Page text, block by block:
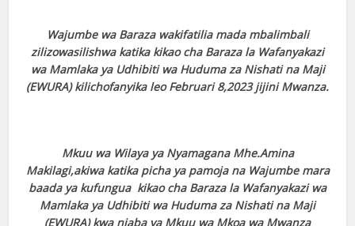
Wajumbe wa Baraza wakifatilia mada mbalimbali
zilizowasilishwa katika kikao cha Baraza la Wafanyakazi
wa Mamlaka ya Udhibiti wa Huduma za Nishati na Maji
(EWURA) kilichofanyika leo Februari 8,2023 jijini Mwanza.
Mkuu wa Wilaya ya Nyamagana Mhe.Amina
Makilagi,akiwa katika picha ya pamoja na Wajumbe mara
baada ya kufungua kikao cha Baraza la Wafanyakazi wa
Mamlaka ya Udhibiti wa Huduma za Nishati na Maji
(EWURA) kwa niaba ya Mkuu wa Mkoa wa Mwanza